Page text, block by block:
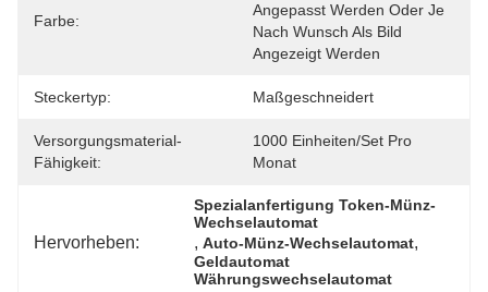
Farbe:
Angepasst Werden Oder Je
Nach Wunsch Als Bild
Angezeigt Werden
Steckertyp: Maßgeschneidert
Versorgungsmaterial-
Fähigkeit:
1000 Einheiten/Set Pro
Monat
Hervorheben:
Spezialanfertigung Token-Münz-
Wechselautomat
, Auto-Münz-Wechselautomat,
Geldautomat
Währungswechselautomat